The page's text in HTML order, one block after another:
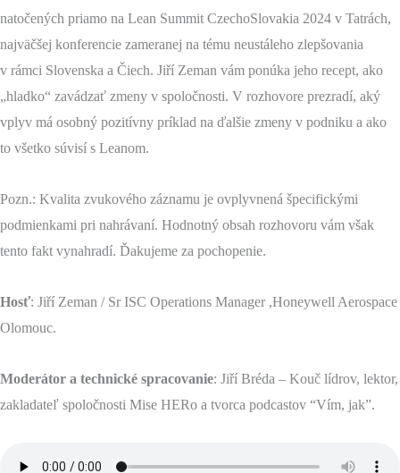
natočených priamo na Lean Summit CzechoSlovakia 2024 v Tatrách,
najväčšej konferencie zameranej na tému neustáleho zlepšovania
v rámci Slovenska a Čiech. Jiří Zeman vám ponúka jeho recept, ako
„hladko“ zavádzať zmeny v spoločnosti. V rozhovore prezradí, aký
vplyv má osobný pozitívny príklad na ďalšie zmeny v podniku a ako
to všetko súvisí s Leanom.
Pozn.: Kvalita zvukového záznamu je ovplyvnená špecifickými
podmienkami pri nahrávaní. Hodnotný obsah rozhovoru vám však
tento fakt vynahradí. Ďakujeme za pochopenie.
Hosť: Jiří Zeman / Sr ISC Operations Manager ,Honeywell Aerospace
Olomouc.
Moderátor a technické spracovanie: Jiří Bréda – Kouč lídrov, lektor,
zakladateľ spoločnosti Mise HERo a tvorca podcastov “Vím, jak”.